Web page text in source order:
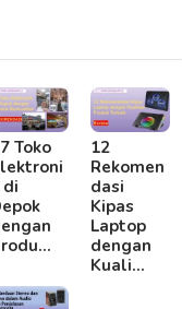
Toko
di
12
Rekomen
dasi
Kipas
Laptop
dengan
Kuali…